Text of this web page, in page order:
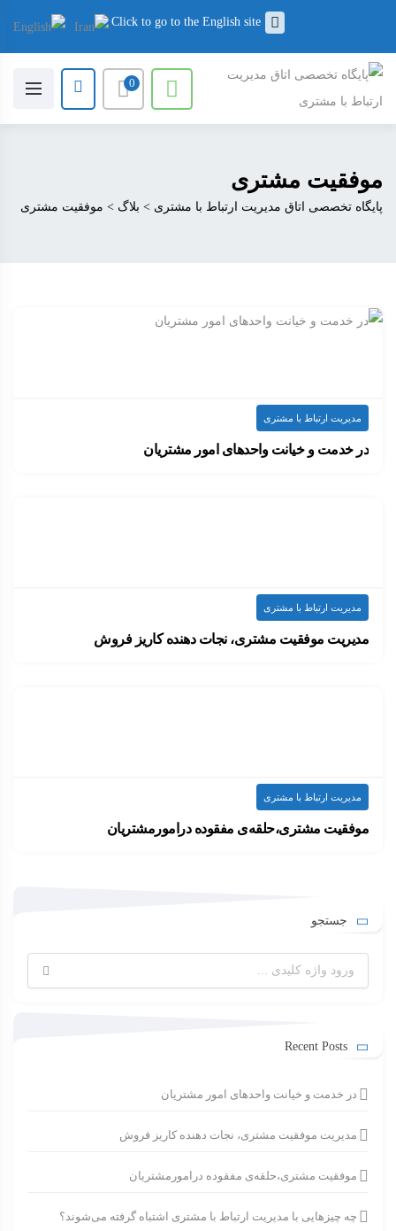
Click to go to the English site
0
موفقیت مشتری
پایگاه تخصصی اتاق مدیریت ارتباط با مشتری > بلاگ > موفقیت مشتری
مدیریت ارتباط با مشتری
در خدمت و خیانت واحدهای امور مشتریان
مدیریت ارتباط با مشتری
مدیریت موفقیت مشتری، نجات دهنده کاریز فروش
مدیریت ارتباط با مشتری
موفقیت مشتری،حلقه‌ی مفقوده درامورمشتریان
جستجو
برای:
Recent Posts
در خدمت و خیانت واحدهای امور مشتریان
مدیریت موفقیت مشتری، نجات دهنده کاریز فروش
موفقیت مشتری،حلقه‌ی مفقوده درامورمشتریان
چه چیزهایی با مدیریت ارتباط با مشتری اشتباه گرفته می‌شوند؟